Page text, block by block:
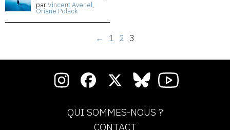
parVincent Avenel,
Oriane Polack
← 1 2 3
QUI SOMMES-NOUS ?
CONTACT